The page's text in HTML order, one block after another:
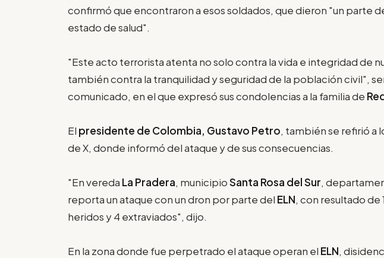
confirmó que encontraron a esos soldados, que dieron "un parte
estado de salud".
"Este acto terrorista atenta no solo contra la vida e integridad de
también contra la tranquilidad y seguridad de la población civil",
comunicado, en el que expresó sus condolencias a la familia de
El presidente de Colombia, Gustavo Petro, también se refirió a
de X, donde informó del ataque y de sus consecuencias.
"En vereda La Pradera, municipioSanta Rosa del Sur,
reporta un ataque con un dron por parte del ELN, con resultado de
heridos y 4 extraviados", dijo.
En la zona donde fue perpetrado el ataque operan el ELN,